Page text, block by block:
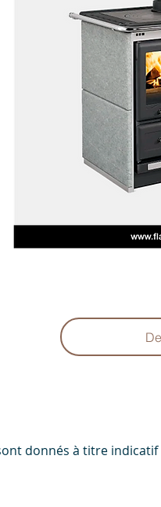
donnés à titre